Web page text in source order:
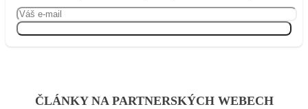
ČLÁNKY NA PARTNERSKÝCH WEBECH